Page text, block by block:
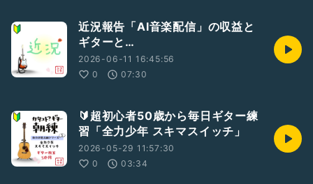
近況報告「AI音楽配信」の収益と
ギターと…
2026-06-11 16:45:56
0
07:30
🔰超初心者50歳から毎日ギター練
習「全力少年 スキマスイッチ」
2026-05-29 11:57:30
0
03:34